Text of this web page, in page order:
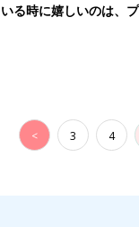
いる時に嬉しいのは、
育て ＃90』
< 3 4